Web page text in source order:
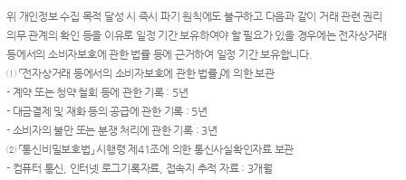
위 개인정보 수집 목적 달성 시 즉시 파기 원칙에도 불구하고 다음과 같이 거래 관련 권리
의무 관계의 확인 등을 이유로 일정 기간 보유하여야 할 필요가 있을 경우에는 전자상거래
등에서의 소비자보호에 관한 법률 등에 근거하여 일정 기간 보유합니다.
① 「전자상거래 등에서의 소비자보호에 관한 법률」에 의한 보관
- 계약 또는 청약 철회 등에 관한 기록 : 5년
- 대금결제 및 재화 등의 공급에 관한 기록 : 5년
- 소비자의 불만 또는 분쟁 처리에 관한 기록 : 3년
② 「통신비밀보호법」 시행령 제41조에 의한 통신사실확인자료 보관
- 컴퓨터 통신, 인터넷 로그기록자료, 접속지 추적 자료 : 3개월